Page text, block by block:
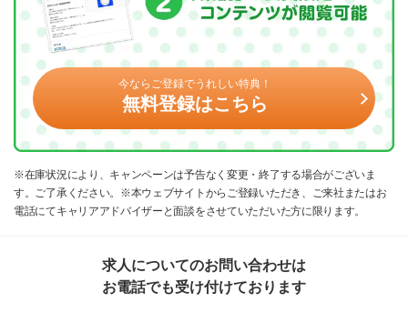
今ならご登録でうれしい特典！
無料登録はこちら
※在庫状況により、キャンペーンは予告なく変更・終了する場合がございま
す。ご了承ください。※本ウェブサイトからご登録いただき、ご来社またはお
電話にてキャリアアドバイザーと面談をさせていただいた方に限ります。
求人についてのお問い合わせは
お電話でも受け付けております